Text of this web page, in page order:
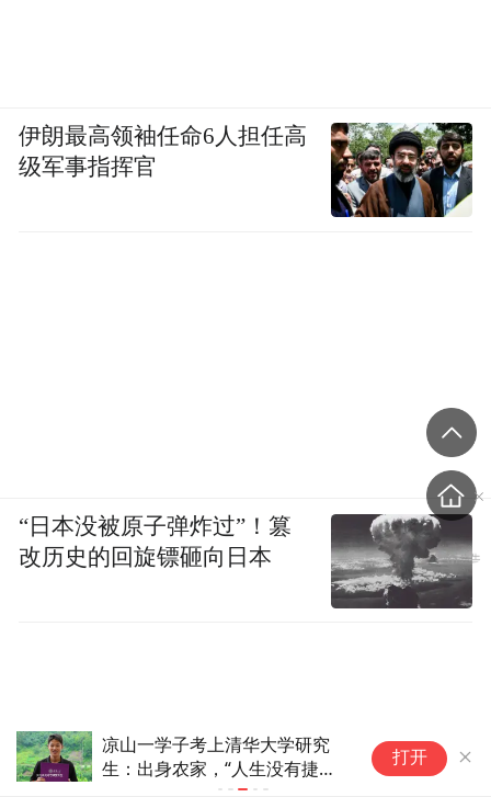
苹果也得排队？库克这次硬头皮
“求”长鑫
打开
伊朗最高领袖任命6人担任高
级军事指挥官
“日本没被原子弹炸过”！篡
改历史的回旋镖砸向日本